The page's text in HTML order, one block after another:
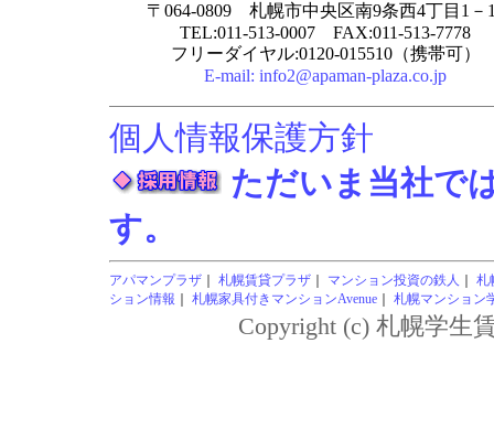
〒064-0809 札幌市中央区南9条西4丁目1－
TEL:011-513-0007 FAX:011-513-7778
フリーダイヤル:0120-015510（携帯可）
E-mail: info2@apaman-plaza.co.jp
個人情報保護方針
ただいま当社で
す。
アパマンプラザ 札幌賃貸プラザ マンション投資の鉄人
札
ション情報
札幌家具付きマンションAvenue 札幌マンション
Copyright (c) 札幌学生